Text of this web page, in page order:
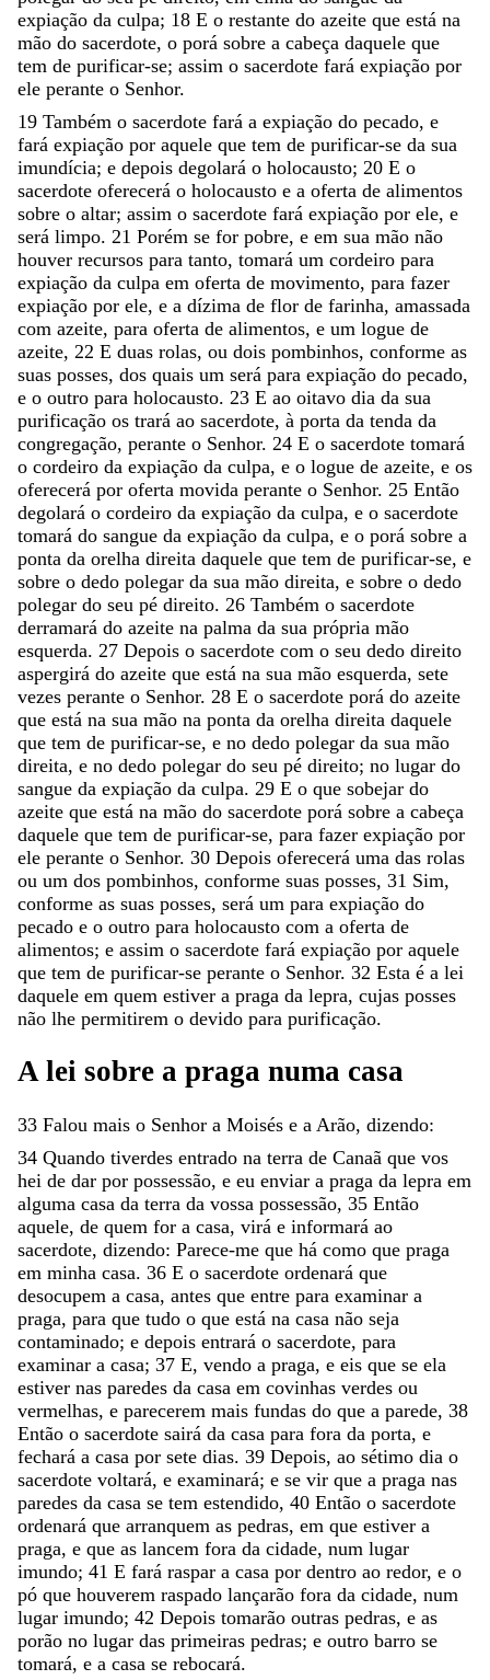
expiação da culpa; 18 E o restante do azeite que está na
mão do sacerdote, o porá sobre a cabeça daquele que
tem de purificar-se; assim o sacerdote fará expiação por
ele perante o Senhor.
19 Também o sacerdote fará a expiação do pecado, e
fará expiação por aquele que tem de purificar-se da sua
imundícia; e depois degolará o holocausto; 20 E o
sacerdote oferecerá o holocausto e a oferta de alimentos
sobre o altar; assim o sacerdote fará expiação por ele, e
será limpo. 21 Porém se for pobre, e em sua mão não
houver recursos para tanto, tomará um cordeiro para
expiação da culpa em oferta de movimento, para fazer
expiação por ele, e a dízima de flor de farinha, amassada
com azeite, para oferta de alimentos, e um logue de
azeite, 22 E duas rolas, ou dois pombinhos, conforme as
suas posses, dos quais um será para expiação do pecado,
e o outro para holocausto. 23 E ao oitavo dia da sua
purificação os trará ao sacerdote, à porta da tenda da
congregação, perante o Senhor. 24 E o sacerdote tomará
o cordeiro da expiação da culpa, e o logue de azeite, e os
oferecerá por oferta movida perante o Senhor. 25 Então
degolará o cordeiro da expiação da culpa, e o sacerdote
tomará do sangue da expiação da culpa, e o porá sobre a
ponta da orelha direita daquele que tem de purificar-se, e
sobre o dedo polegar da sua mão direita, e sobre o dedo
polegar do seu pé direito. 26 Também o sacerdote
derramará do azeite na palma da sua própria mão
esquerda. 27 Depois o sacerdote com o seu dedo direito
aspergirá do azeite que está na sua mão esquerda, sete
vezes perante o Senhor. 28 E o sacerdote porá do azeite
que está na sua mão na ponta da orelha direita daquele
que tem de purificar-se, e no dedo polegar da sua mão
direita, e no dedo polegar do seu pé direito; no lugar do
sangue da expiação da culpa. 29 E o que sobejar do
azeite que está na mão do sacerdote porá sobre a cabeça
daquele que tem de purificar-se, para fazer expiação por
ele perante o Senhor. 30 Depois oferecerá uma das rolas
ou um dos pombinhos, conforme suas posses, 31 Sim,
conforme as suas posses, será um para expiação do
pecado e o outro para holocausto com a oferta de
alimentos; e assim o sacerdote fará expiação por aquele
que tem de purificar-se perante o Senhor. 32 Esta é a lei
daquele em quem estiver a praga da lepra, cujas posses
não lhe permitirem o devido para purificação.
A lei sobre a praga numa casa
33 Falou mais o Senhor a Moisés e a Arão, dizendo:
34 Quando tiverdes entrado na terra de Canaã que vos
hei de dar por possessão, e eu enviar a praga da lepra em
alguma casa da terra da vossa possessão, 35 Então
aquele, de quem for a casa, virá e informará ao
sacerdote, dizendo: Parece-me que há como que praga
em minha casa. 36 E o sacerdote ordenará que
desocupem a casa, antes que entre para examinar a
praga, para que tudo o que está na casa não seja
contaminado; e depois entrará o sacerdote, para
examinar a casa; 37 E, vendo a praga, e eis que se ela
estiver nas paredes da casa em covinhas verdes ou
vermelhas, e parecerem mais fundas do que a parede, 38
Então o sacerdote sairá da casa para fora da porta, e
fechará a casa por sete dias. 39 Depois, ao sétimo dia o
sacerdote voltará, e examinará; e se vir que a praga nas
paredes da casa se tem estendido, 40 Então o sacerdote
ordenará que arranquem as pedras, em que estiver a
praga, e que as lancem fora da cidade, num lugar
imundo; 41 E fará raspar a casa por dentro ao redor, e o
pó que houverem raspado lançarão fora da cidade, num
lugar imundo; 42 Depois tomarão outras pedras, e as
porão no lugar das primeiras pedras; e outro barro se
tomará, e a casa se rebocará.